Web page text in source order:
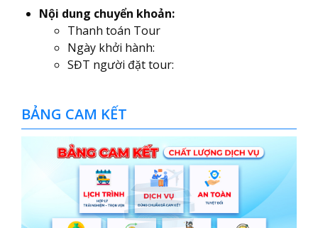
Nội dung chuyển khoản:
Thanh toán Tour
Ngày khởi hành:
SĐT người đặt tour:
BẢNG CAM KẾT